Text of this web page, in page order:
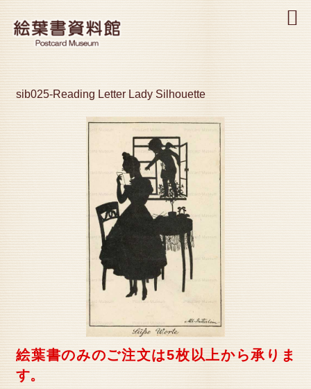
sib025-Reading Letter Lady Silhouette
絵葉書のみのご注文は5枚以上から承りま
す。